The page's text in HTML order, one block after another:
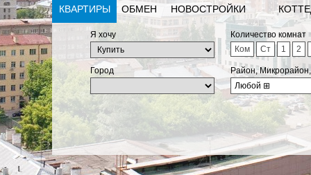
КВАРТИРЫ ОБМЕН НОВОСТРОЙКИ
Я хочу
Количество комнат
Ком
Ст 1 2
Город
Район,
Любой ⊞